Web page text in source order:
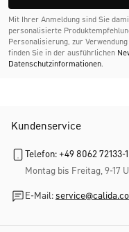
Mit Ihrer Anmeldung sind Sie
personalisierte
Personalisierung, zur
finden Sie in der ausführlichen
Datenschutzinformationen.
Kundenservice
Telefon: +49 8062 72133-
Montag bis Freitag, 9-17
E-Mail: